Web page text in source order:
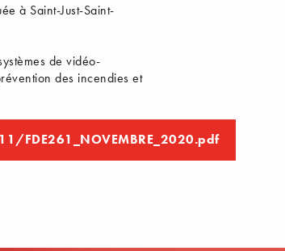
à Saint-Just-Saint-
de vidéo-
des incendies et